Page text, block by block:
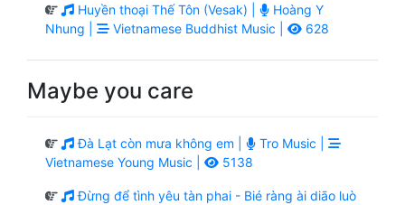
Huyền thoại Thế Tôn (Vesak) |
Hoàng Y
Nhung |
Vietnamese Buddhist Music | 628
Maybe you care
Đà Lạt còn mưa không em |
Tro Music |
Vietnamese Young Music |
5138
Đừng để tình yêu tàn phai - Bié ràng ài diāo luò